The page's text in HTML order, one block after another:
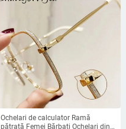
Ochelari de calculator Ramă
pătrată Femei Bărbați Ochelari din